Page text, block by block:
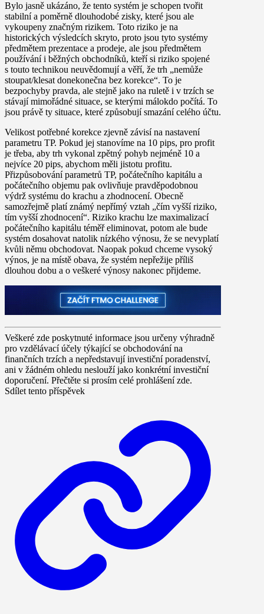
Bylo jasně ukázáno, že tento systém je schopen tvořit
stabilní a poměrně dlouhodobé zisky, které jsou ale
vykoupeny značným rizikem. Toto riziko je na
historických výsledcích skryto, proto jsou tyto systémy
předmětem prezentace a prodeje, ale jsou předmětem
používání i běžných obchodníků, kteří si riziko spojené
s touto technikou neuvědomují a věří, že trh „nemůže
stoupat/klesat donekonečna bez korekce“. To je
bezpochyby pravda, ale stejně jako na ruletě i v trzích se
stávají mimořádné situace, se kterými málokdo počítá. To
jsou právě ty situace, které způsobují smazání celého účtu.
Velikost potřebné korekce zjevně závisí na nastavení
parametru TP. Pokud jej stanovíme na 10 pips, pro profit
je třeba, aby trh vykonal zpětný pohyb nejméně 10 a
nejvíce 20 pips, abychom měli jistotu profitu.
Přizpůsobování parametrů TP, počátečního kapitálu a
počátečního objemu pak ovlivňuje pravděpodobnou
výdrž systému do krachu a zhodnocení. Obecně
samozřejmě platí známý nepřímý vztah „čím vyšší riziko,
tím vyšší zhodnocení“. Riziko krachu lze maximalizací
počátečního kapitálu téměř eliminovat, potom ale bude
systém dosahovat natolik nízkého výnosu, že se nevyplatí
kvůli němu obchodovat. Naopak pokud chceme vysoký
výnos, je na místě obava, že systém nepřežije příliš
dlouhou dobu a o veškeré výnosy nakonec přijdeme.
Veškeré zde poskytnuté informace jsou určeny výhradně
pro vzdělávací účely týkající se obchodování na
finančních trzích a nepředstavují investiční poradenství,
ani v žádném ohledu neslouží jako konkrétní investiční
doporučení. Přečtěte si prosím celé prohlášení zde.
Sdílet tento příspěvek